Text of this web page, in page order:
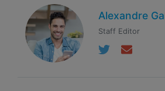
Alexandre
Staff Editor